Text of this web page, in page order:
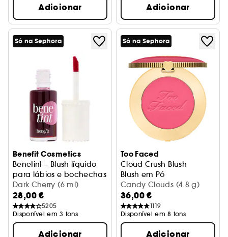
Adicionar Adicionar
Só na Sephora
Benefit Cosmetics
Benetint – Blush líquido
para lábios e bochechas
Dark Cherry (6 ml)
28,00 €
5205
Disponível em 3 tons
Adicionar
Só na Sephora
Too Faced
Cloud Crush Blush
Blush em Pó
Candy Clouds (4.8 g)
36,00 €
1119
Disponível em 8 tons
Adicionar